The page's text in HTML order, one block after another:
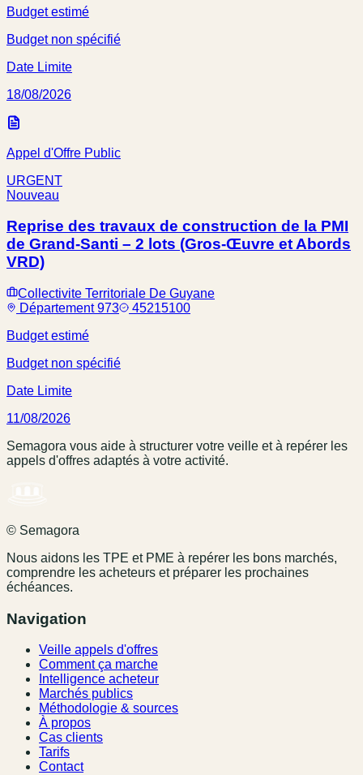
Budget estimé
Budget non spécifié
Date Limite
18/08/2026
Appel d'Offre Public
URGENT
Nouveau
Reprise des travaux de construction de la PMI
de Grand-Santi – 2 lots (Gros-Œuvre et Abords
VRD)
Collectivite Territoriale De Guyane
Département 973
45215100
Budget estimé
Budget non spécifié
Date Limite
11/08/2026
Semagora vous aide à structurer votre veille et à repérer les
appels d'offres adaptés à votre activité.
© Semagora
Nous aidons les TPE et PME à repérer les bons marchés,
comprendre les acheteurs et préparer les prochaines
échéances.
Navigation
Veille appels d'offres
Comment ça marche
Intelligence acheteur
Marchés publics
Méthodologie & sources
À propos
Cas clients
Tarifs
Contact